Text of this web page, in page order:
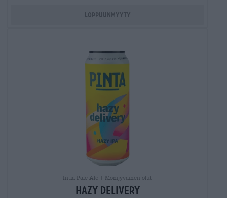
Loppuunmyyty
Intia Pale Ale | Monijyväinen olut
hazy delivery